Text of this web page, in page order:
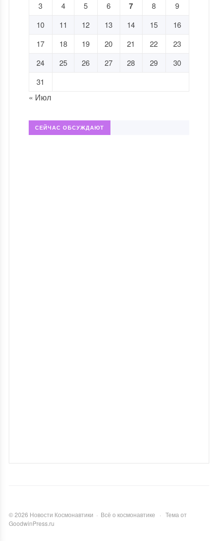
3
4 5 6 7 8
9
10
11 12 13 14 15
16
17
18 19 20 21 22
23
24
25 26 27 28 29
30
31
« Июл
СЕЙЧАС ОБСУЖДАЮТ
©2026 Новости Космонавтики · Всё о космонавтике · Тема от
GoodwinPress.ru